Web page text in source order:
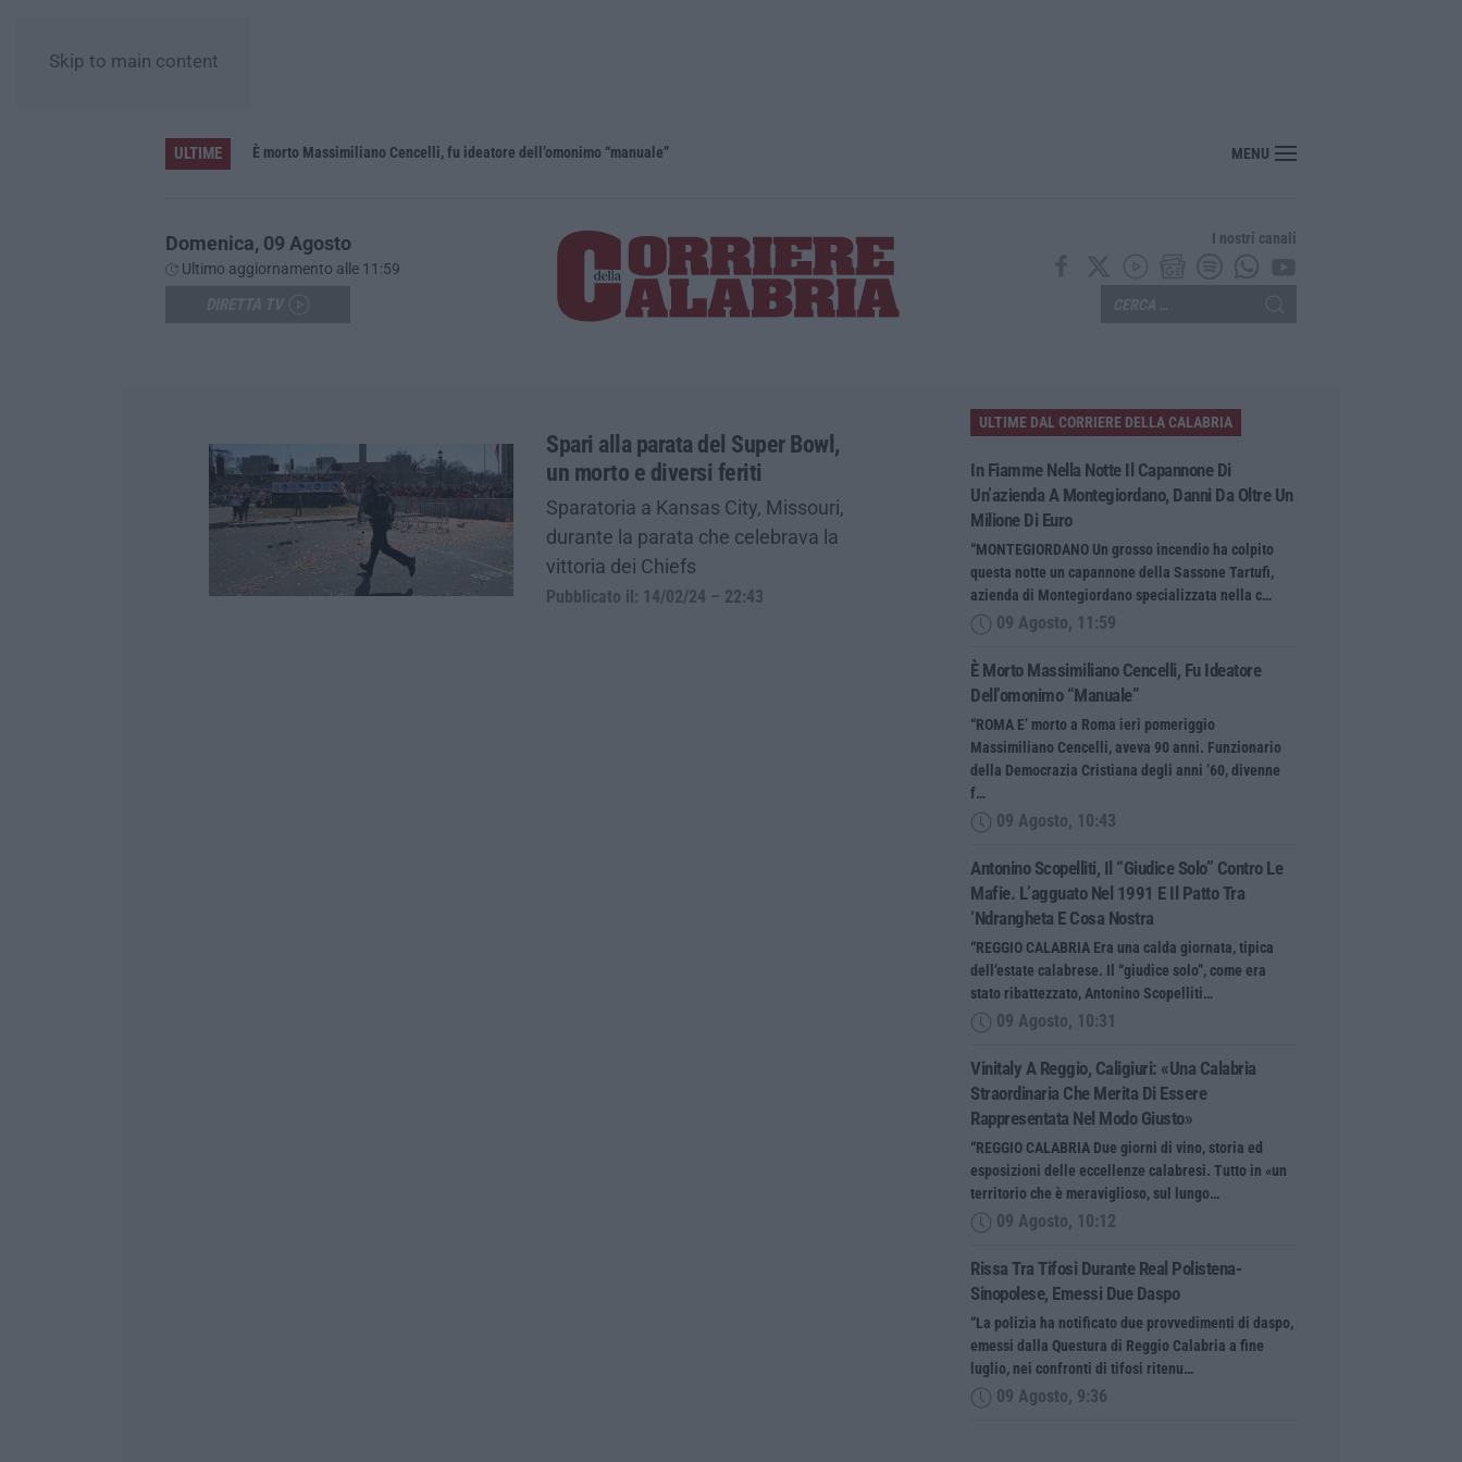
Skip to main content
ULTIME
In fiamme nella notte il capannone di un’azienda a Montegiordano, danni da oltre un milione di euro È morto Massimiliano Cencelli, fu ideatore dell’omonimo “manuale” MENU
Domenica, 09 Agosto
Ultimo aggiornamento alle 11:59
I nostri canali
Spari alla parata del Super Bowl,
un morto e diversi feriti
Sparatoria a Kansas City, Missouri,
durante la parata che celebrava la
vittoria dei Chiefs
Pubblicato il: 14/02/24 – 22:43
ULTIME DAL CORRIERE DELLA CALABRIA
In Fiamme Nella Notte Il Capannone Di
Un’azienda A Montegiordano, Danni Da Oltre Un
Milione Di Euro
“MONTEGIORDANO Un grosso incendio ha colpito
questa notte un capannone della Sassone Tartufi,
azienda di Montegiordano specializzata nella c…
09 Agosto, 11:59
È Morto Massimiliano Cencelli, Fu Ideatore
Dell’omonimo “manuale”
“ROMA E’ morto a Roma ieri pomeriggio
Massimiliano Cencelli, aveva 90 anni. Funzionario
della Democrazia Cristiana degli anni ’60, divenne
f…
09 Agosto, 10:43
Antonino Scopelliti, Il “giudice Solo” Contro Le
Mafie. L’agguato Nel 1991 E Il Patto Tra
‘ndrangheta E Cosa Nostra
“REGGIO CALABRIA Era una calda giornata, tipica
dell’estate calabrese. Il “giudice solo”, come era
stato ribattezzato, Antonino Scopelliti…
09 Agosto, 10:31
Vinitaly A Reggio, Caligiuri: «Una Calabria
Straordinaria Che Merita Di Essere
Rappresentata Nel Modo Giusto»
“REGGIO CALABRIA Due giorni di vino, storia ed
esposizioni delle eccellenze calabresi. Tutto in «un
territorio che è meraviglioso, sul lungo…
09 Agosto, 10:12
Rissa Tra Tifosi Durante Real Polistena-
Sinopolese, Emessi Due Daspo
“La polizia ha notificato due provvedimenti di daspo,
emessi dalla Questura di Reggio Calabria a fine
luglio, nei confronti di tifosi ritenu…
09 Agosto, 9:36